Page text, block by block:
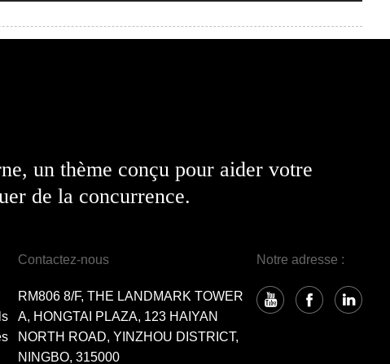
un thème conçu pour aider votre
de la concurrence.
Contactez-nous
RM806 8/F, THE LANDMARK TOWER
A, HONGTAI PLAZA, 123 HAIYAN
NORTH ROAD, YINZHOU DISTRICT,
NINGBO, 315000
Notre adresse :